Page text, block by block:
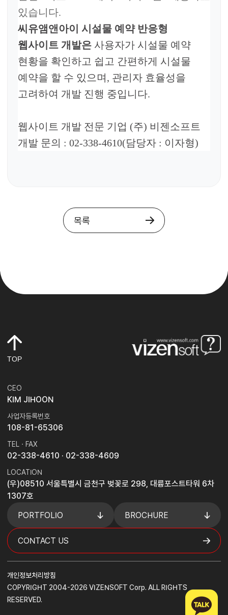
있습니다.
씨유앰앤아이 시설물 예약 반응형
웹사이트 개발은 사용자가 시설물 예약
현황을 확인하고 쉽고 간편하게 시설물
예약을 할 수 있으며, 관리자 효율성을
고려하여 개발 진행 중입니다.
웹사이트 개발 전문 기업 (주) 비젠소프트
개발 문의 : 02-338-4610(담당자 : 이자형)
목록
TOP
CEO
KIM JIHOON
사업자등록번호
108-81-65306
TEL · FAX
02-338-4610 · 02-338-4609
LOCATION
(우)08510 서울특별시 금천구 벚꽃로 298, 대륭포스트타워 6차
1307호
PORTFOLIO
BROCHURE
CONTACT US
개인정보처리방침
COPYRIGHT 2004-2026 VIZENSOFT Corp. ALL RIGHTS
RESERVED.